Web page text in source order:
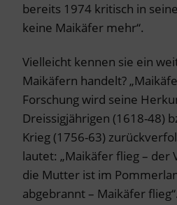
bereits 1974 kritisch in
keine Maikäfer mehr“.
Vielleicht kennen sie ein
Maikäfern handelt?
Forschung wird seine
Dreissigjährigen (1618-48)
Krieg (1756-63)
lautet: „Maikäfer flieg – der
die Mutter ist im
abgebrannt – Maikäfer